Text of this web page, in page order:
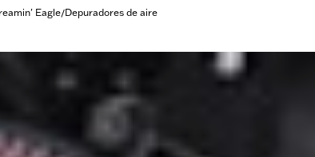
Eagle/Depuradores de aire